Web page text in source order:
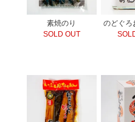
素焼のり
SOLD OUT
のどぐろ